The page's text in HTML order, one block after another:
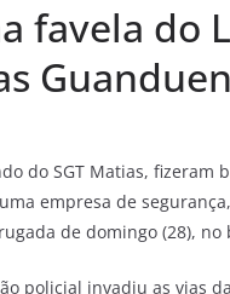
favela do
do SGT Matias, fizeram
empresa de
de domingo (28), no
policial invadiu as vias